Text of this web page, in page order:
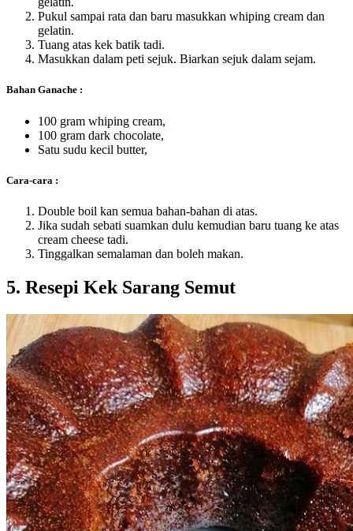
Pukul sampai rata dan baru masukkan whiping cream dan
gelatin.
Tuang atas kek batik tadi.
Masukkan dalam peti sejuk. Biarkan sejuk dalam sejam.
Bahan Ganache :
100 gram whiping cream,
100 gram dark chocolate,
Satu sudu kecil butter,
Cara-cara :
Double boil kan semua bahan-bahan di atas.
Jika sudah sebati suamkan dulu kemudian baru tuang ke atas
cream cheese tadi.
Tinggalkan semalaman dan boleh makan.
5. Resepi Kek Sarang Semut